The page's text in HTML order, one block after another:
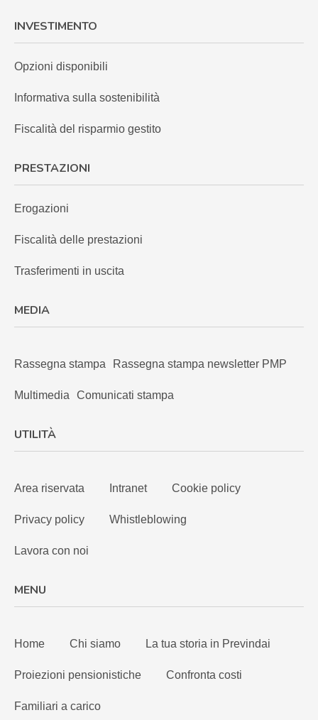
INVESTIMENTO
Opzioni disponibili
Informativa sulla sostenibilità
Fiscalità del risparmio gestito
PRESTAZIONI
Erogazioni
Fiscalità delle prestazioni
Trasferimenti in uscita
MEDIA
Rassegna stampa Rassegna stampa newsletter PMP
Multimedia Comunicati stampa
UTILITÀ
Area riservata Intranet Cookie policy
Privacy policy Whistleblowing
Lavora con noi
MENU
Home Chi siamo La tua storia in Previndai
Proiezioni pensionistiche Confronta costi
Familiari a carico